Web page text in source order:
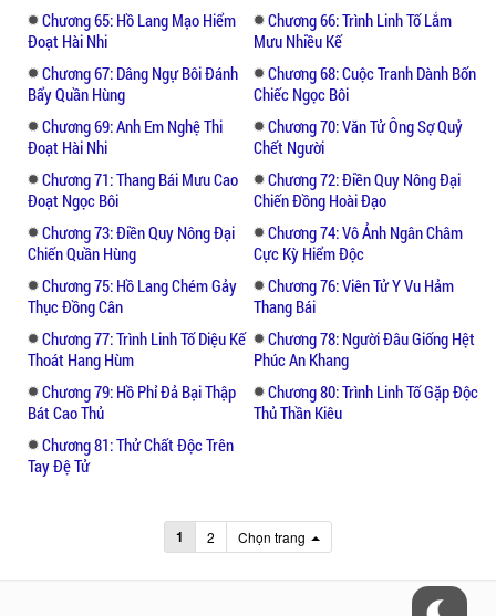
Chương 65: Hồ Lang Mạo Hiểm
Đoạt Hài Nhi
Chương 66: Trình Linh Tố Lắm
Mưu Nhiều Kế
Chương 67: Dâng Ngự Bôi Đánh
Bẩy Quần Hùng
Chương 68: Cuộc Tranh Dành Bốn
Chiếc Ngọc Bôi
Chương 69: Anh Em Nghệ Thi
Đoạt Hài Nhi
Chương 70: Văn Tử Ông Sợ Quỷ
Chết Người
Chương 71: Thang Bái Mưu Cao
Đoạt Ngọc Bôi
Chương 72: Điền Quy Nông Đại
Chiến Đồng Hoài Đạo
Chương 73: Điền Quy Nông Đại
Chiến Quần Hùng
Chương 74: Vô Ảnh Ngân Châm
Cực Kỳ Hiểm Độc
Chương 75: Hồ Lang Chém Gảy
Thục Đồng Cân
Chương 76: Viên Tử Y Vu Hảm
Thang Bái
Chương 77: Trình Linh Tố Diệu Kế
Thoát Hang Hùm
Chương 78: Người Đâu Giống Hệt
Phúc An Khang
Chương 79: Hồ Phỉ Đả Bại Thập
Bát Cao Thủ
Chương 80: Trình Linh Tố Gặp Độc
Thủ Thần Kiêu
Chương 81: Thử Chất Độc Trên
Tay Đệ Tử
1 2 Chọn trang